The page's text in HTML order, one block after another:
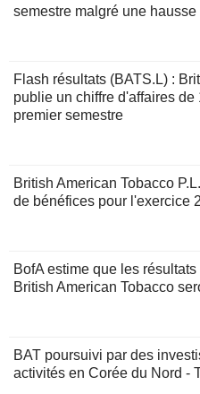
semestre malgré une
Flash résultats (BATS.L) :
publie un chiffre d'affaires
premier semestre
British American Tobacco
de bénéfices pour l'exercice
BofA estime que les
British American Tobacco
BAT poursuivi par des
activités en Corée du Nord -